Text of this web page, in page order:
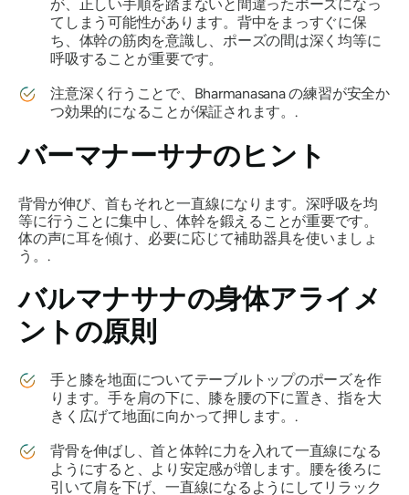
が、正しい手順を踏まないと間違ったポーズになっ
てしまう可能性があります。背中をまっすぐに保
ち、体幹の筋肉を意識し、ポーズの間は深く均等に
呼吸することが重要です。
注意深く行うことで、Bharmanasana の練習が安全か
つ効果的になることが保証されます。.
バーマナーサナのヒント
背骨が伸び、首もそれと一直線になります。深呼吸を均
等に行うことに集中し、体幹を鍛えることが重要です。
体の声に耳を傾け、必要に応じて補助器具を使いましょ
う。.
バルマナサナの身体アライメ
ントの原則
手と膝を地面についてテーブルトップのポーズを作
ります。手を肩の下に、膝を腰の下に置き、指を大
きく広げて地面に向かって押します。.
背骨を伸ばし、首と体幹に力を入れて一直線になる
ようにすると、より安定感が増します。腰を後ろに
引いて肩を下げ、一直線になるようにしてリラック